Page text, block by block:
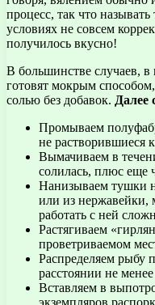
процесс, так что
условиях не совсем
получилось вкусно!
В большинстве случаев,
готовят мокрым
солью без добавок. Далее
Промываем
не растворившиеся
Вымачиваем в
солилась, плюс еще
Нанизываем тушки
или из нержавейки,
работать с ней
Растягиваем
проветриваемом
Распределяем рыбу
расстоянии не
Вставляем в
экземпляров